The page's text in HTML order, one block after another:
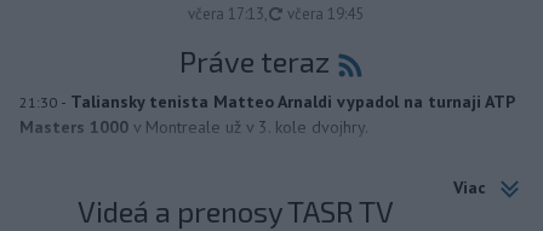
včera 17:13, aktualizované
včera 19:45
Práve teraz
21:30 - Taliansky tenista Matteo Arnaldi vypadol na turnaji ATP
Masters 1000 v Montreale už v 3. kole dvojhry.
Viac
Videá a prenosy TASR TV